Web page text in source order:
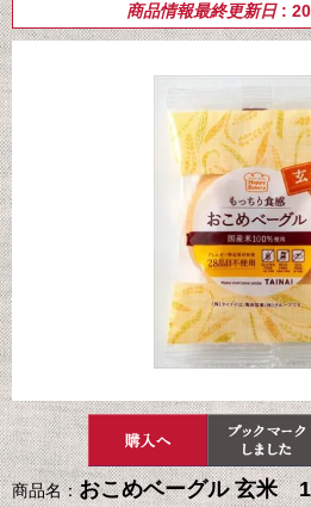
商品情報最終更新日:
商品名：おこめベーグル 玄米